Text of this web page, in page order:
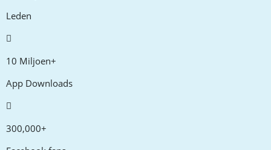
Leden
10 Miljoen+
App Downloads
300,000+